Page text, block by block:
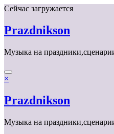
Перейти
содержимому
Сейчас загружается
Prazdnikson
Музыка на
×
Prazdnikson
Музыка на